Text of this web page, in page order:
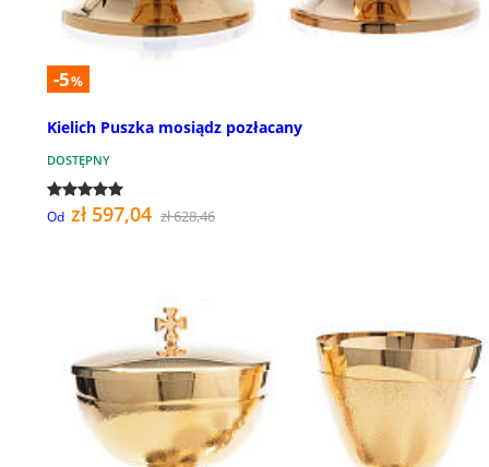
-5%
Kielich Puszka mosiądz pozłacany
DOSTĘPNY
Od zł 597,04 zł 628,46